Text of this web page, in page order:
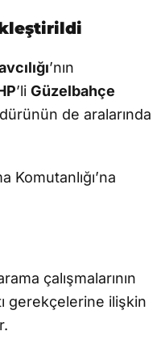
’nın
’li Güzelbahçe
de aralarında
çalışmalarının
gerekçelerine ilişkin